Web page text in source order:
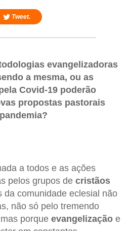
Tweet.
evangelizadoras
a mesma, ou as
Covid-19 poderão
propostas pastorais
a todos e as ações
pelos grupos de cristãos
da comunidade eclesial não
não só pelo tremendo
porque evangelização e